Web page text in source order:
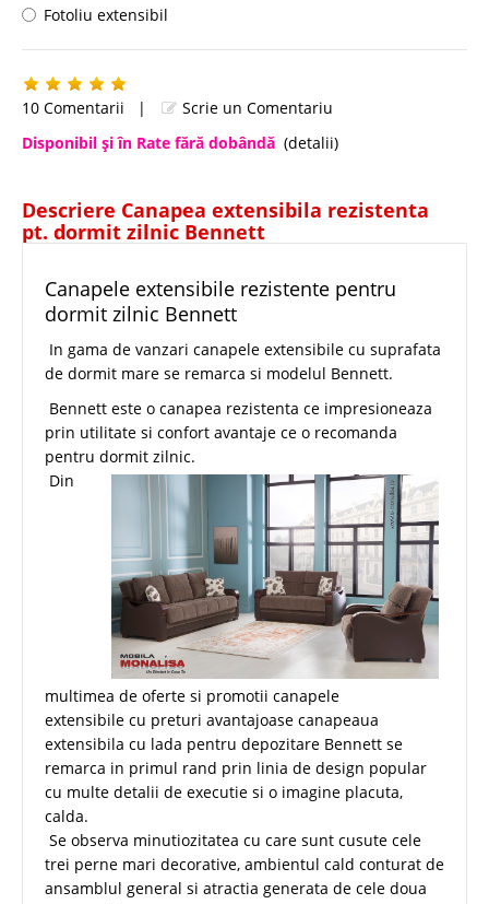
Fotoliu extensibil
10 Comentarii |
Scrie un Comentariu
Disponibil şi în Rate fără dobândă (detalii)
Descriere Canapea extensibila rezistenta
pt. dormit zilnic Bennett
Canapele extensibile rezistente pentru
dormit zilnic Bennett
In gama de vanzari canapele extensibile cu suprafata
de dormit mare se remarca si modelul Bennett.
Bennett este o canapea rezistenta ce impresioneaza
prin utilitate si confort avantaje ce o recomanda
pentru dormit zilnic.
Din
multimea de oferte si promotii canapele
extensibile cu preturi avantajoase canapeaua
extensibila cu lada pentru depozitare Bennett se
remarca in primul rand prin linia de design popular
cu multe detalii de executie si o imagine placuta,
calda.
Se observa minutiozitatea cu care sunt cusute cele
trei perne mari decorative, ambientul cald conturat de
ansamblul general si atractia generata de cele doua